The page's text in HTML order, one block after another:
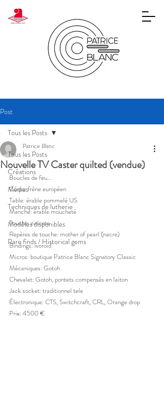
Post
Tous les Posts
Créations
Médias
Techniques de lutherie
Modèles disponibles
Rare finds / Historical gems
Tous les Posts
Nouvelle TV Caster quilted (vendue)
Patrice Blanc
Boucles de feu…
Corps: frêne européen
Table: érable pommelé US
Manche: érable moucheté
Touche: ziricote
Repères de touche: mother of pearl (nacre)
Bindings: ivoroid
Micros: boutique Patrice Blanc Signatory Classic
Mécaniques: Gotoh
Chevalet: Gotoh, pontets compensés en laiton
Jack socket: traditionnel tele
Électronique: CTS, Switchcraft, CRL, Orange drop
Prix: 4500 €